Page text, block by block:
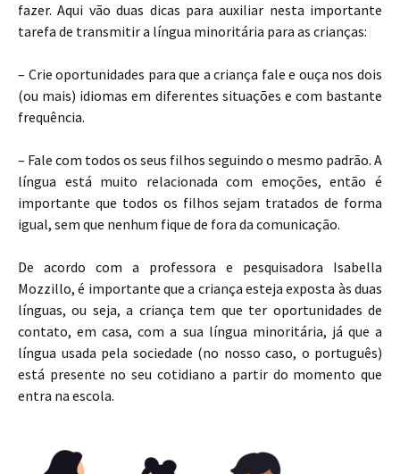
fazer. Aqui vão duas dicas para auxiliar nesta importante
tarefa de transmitir a língua minoritária para as crianças:
– Crie oportunidades para que a criança fale e ouça nos dois
(ou mais) idiomas em diferentes situações e com bastante
frequência.
– Fale com todos os seus filhos seguindo o mesmo padrão. A
língua está muito relacionada com emoções, então é
importante que todos os filhos sejam tratados de forma
igual, sem que nenhum fique de fora da comunicação.
De acordo com a professora e pesquisadora Isabella
Mozzillo, é importante que a criança esteja exposta às duas
línguas, ou seja, a criança tem que ter oportunidades de
contato, em casa, com a sua língua minoritária, já que a
língua usada pela sociedade (no nosso caso, o português)
está presente no seu cotidiano a partir do momento que
entra na escola.